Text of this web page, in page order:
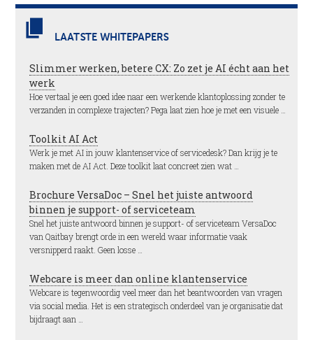
LAATSTE WHITEPAPERS
Slimmer werken, betere CX: Zo zet je AI écht aan het
werk
Hoe vertaal je een goed idee naar een werkende klantoplossing zonder te
verzanden in complexe trajecten? Pega laat zien hoe je met een visuele …
Toolkit AI Act
Werk je met AI in jouw klantenservice of servicedesk? Dan krijg je te
maken met de AI Act. Deze toolkit laat concreet zien wat …
Brochure VersaDoc – Snel het juiste antwoord
binnen je support- of serviceteam
Snel het juiste antwoord binnen je support- of serviceteam VersaDoc
van Qaitbay brengt orde in een wereld waar informatie vaak
versnipperd raakt. Geen losse …
Webcare is meer dan online klantenservice
Webcare is tegenwoordig veel meer dan het beantwoorden van vragen
via social media. Het is een strategisch onderdeel van je organisatie dat
bijdraagt aan …